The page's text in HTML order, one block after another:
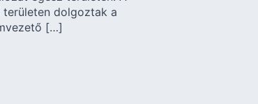
dolgoztak a
[…]